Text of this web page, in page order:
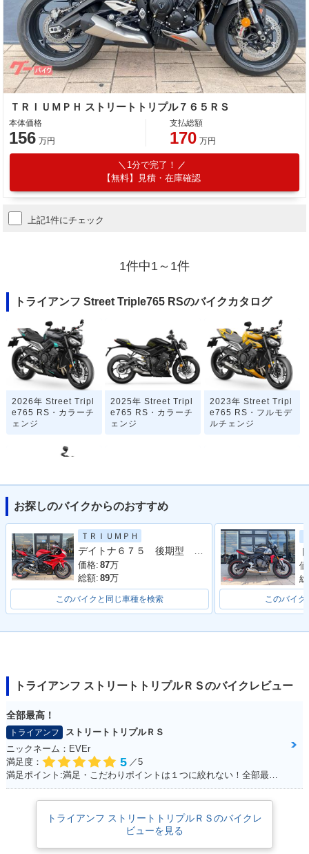
ＴＲＩＵＭＰＨ ストリートトリプル７６５ＲＳ
本体価格
156 万円
支払総額
170 万円
1分で完了！
【無料】見積・在庫確認
上記1件にチェック
1件中1～1件
トライアンフ Street Triple765 RSのバイクカタログ
2026年 Street Tripl
e765 RS・カラーチ
ェンジ
2025年 Street Tripl
e765 RS・カラーチ
ェンジ
2023年 Street Tripl
e765 RS・フルモデ
ルチェンジ
2020年 Street Tripl
e765 RS・マイナー
チェンジ
2019年 Street Tripl
e765 RS
2018年 Street Tripl
e765 RS
お探しのバイクからのおすすめ
ＴＲＩＵＭＰＨ
価格: 87万
総額: 89万
このバイクと同じ車種を検索 このバイク
トライアンフ ストリートトリプルＲＳのバイクレビュー
全部最高！
トライアンフ
ストリートトリプルＲＳ
ニックネーム：EVEr
満足度：
5 ／5
満足ポイント:満足・こだわりポイントは１つに絞れない！全部最高！！
トライアンフ ストリートトリプルＲＳのバイクレ
ビューを見る